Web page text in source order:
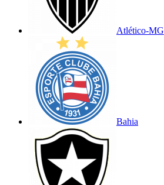
Atlético-MG
Bahia